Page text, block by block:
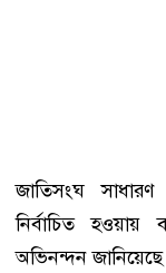
জাতিসংঘ
নির্বাচিত হওয়ায়
অভিনন্দন জানিয়েছে